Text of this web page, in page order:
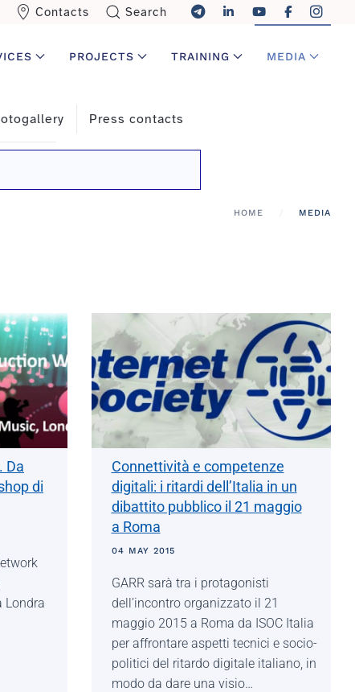
Contacts Search
PROJECTS TRAINING MEDIA
Press contacts
HOME MEDIA
Da
di
Londra
Connettività e competenze
digitali: i ritardi dell’Italia in un
dibattito pubblico il 21 maggio
a Roma
04 MAY 2015
GARR sarà tra i protagonisti
dell’incontro organizzato il 21
maggio 2015 a Roma da ISOC Italia
per affrontare aspetti tecnici e socio-
politici del ritardo digitale italiano, in
modo da dare una visio…